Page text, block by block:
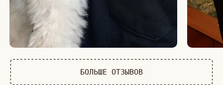
ОБЕЗЬЯНЫ
СОБАКИ
КОШКИ
ДИКИЕ КОШКИ
ТАЙГА